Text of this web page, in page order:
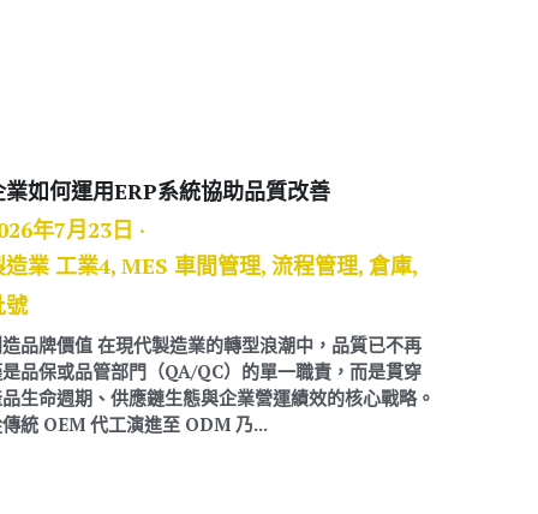
業如何運用ERP系統協助品質改善
年7月23日 ·
造業 工業4, MES 車間管理, 流程管理, 倉庫,
號
品牌價值 在現代製造業的轉型浪潮中，品質已不再
品保或品管部門（QA/QC）的單一職責，而是貫穿
生命週期、供應鏈生態與企業營運績效的核心戰略。
統 OEM 代工演進至 ODM 乃...